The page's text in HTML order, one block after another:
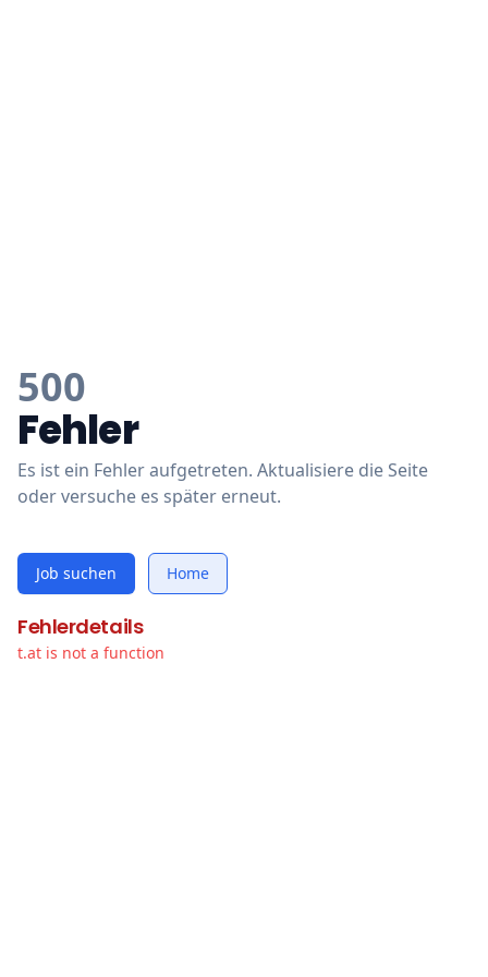
500
Fehler
Es ist ein Fehler aufgetreten. Aktualisiere die Seite
oder versuche es später erneut.
Job suchen Home
Fehlerdetails
t.at is not a function